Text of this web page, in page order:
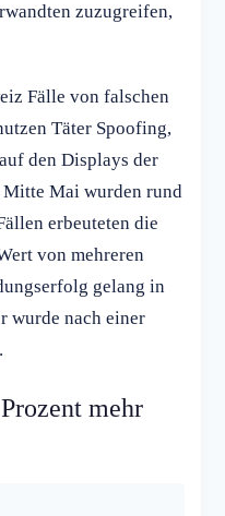
zuzugreifen,
Fälle von falschen
Täter Spoofing,
den Displays der
Mitte Mai wurden rund
erbeuteten die
von mehreren
gelang in
wurde nach einer
mehr